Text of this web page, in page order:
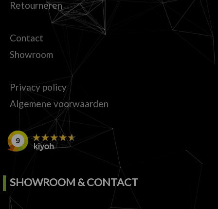
Retourneren
Contact
Showroom
Privacy policy
Algemene voorwaarden
SHOWROOM & CONTACT